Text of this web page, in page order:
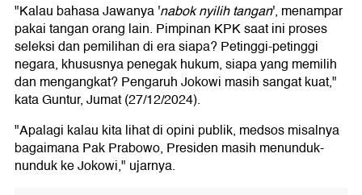
"Kalau bahasa Jawanya 'nabok nyilih tangan', menampar
pakai tangan orang lain. Pimpinan KPK saat ini proses
seleksi dan pemilihan di era siapa? Petinggi-petinggi
negara, khususnya penegak hukum, siapa yang memilih
dan mengangkat? Pengaruh Jokowi masih sangat kuat,"
kata Guntur, Jumat (27/12/2024).
"Apalagi kalau kita lihat di opini publik, medsos misalnya
bagaimana Pak Prabowo, Presiden masih menunduk-
nunduk ke Jokowi," ujarnya.